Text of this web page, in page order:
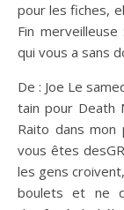
pour les fiches,
Fin
qui vous a sans
De : Joe Le
tain pour Death
Raito dans
vous êtes
les gens
boulets et ne